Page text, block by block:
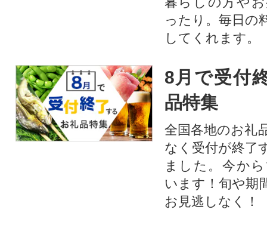
ったり。毎日の
してくれます。
8月で受付
品特集
全国各地のお礼
なく受付が終了
ました。今か
います！旬や期
お見逃しなく！